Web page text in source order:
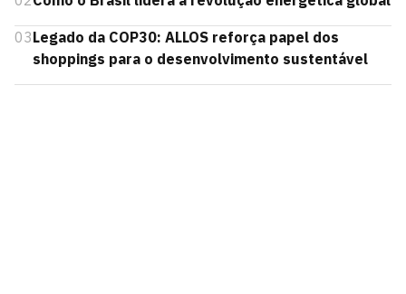
03Legado da COP30: ALLOS reforça papel dos
shoppings para o desenvolvimento sustentável